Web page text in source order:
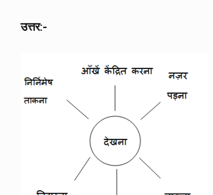
उत्तर:-